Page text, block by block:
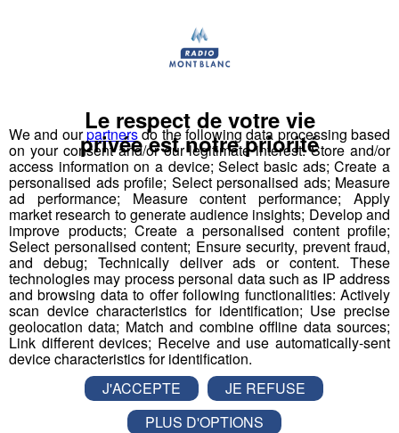
Saint-Pierre-en-Faucigny : avis
défavorable à l’extension des
Jourdies
Le bilan est jugé « largement négatif » par la
commissaire enquêtrice.
Société
We and ourpartnersdo the following data processing based
on your consent and/or our legitimate interest: Store and/or
access information on a device; Select basic ads; Create a
personalised ads profile; Select personalised ads; Measure
ad performance; Measure content performance; Apply
market research to generate audience insights; Develop and
improve products; Create a personalised content profile;
Select personalised content; Ensure security, prevent fraud,
and debug; Technically deliver ads or content. These
technologies may process personal data such as IP address
and browsing data to offer following functionalities: Actively
scan device characteristics for identification; Use precise
geolocation data; Match and combine offline data sources;
Link different devices; Receive and use automatically-sent
device characteristics for identification.
Le respect de votre vie
privée est notre priorité
J'ACCEPTE
JE REFUSE
PLUS D'OPTIONS